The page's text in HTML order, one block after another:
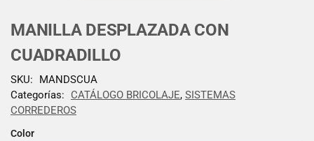
MANILLA DESPLAZADA CON
CUADRADILLO
Color
SKU:
MANDSCUA
Categorías:
CATÁLOGO BRICOLAJE, SISTEMAS
CORREDEROS